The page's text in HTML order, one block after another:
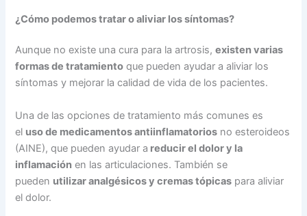
¿Cómo podemos tratar o aliviar los síntomas?
Aunque no existe una cura para la artrosis,existen varias
formas de tratamiento que pueden ayudar a aliviar los
síntomas y mejorar la calidad de vida de los pacientes.
Una de las opciones de tratamiento más comunes es
el uso de medicamentos antiinflamatorios no esteroideos
(AINE), que pueden ayudar a reducir el dolor y la
inflamación en las articulaciones. También se
pueden utilizar analgésicos y cremas tópicas para aliviar
el dolor.